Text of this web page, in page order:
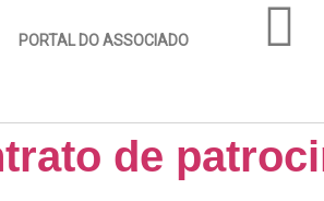
PORTAL DO ASSOCIADO
de